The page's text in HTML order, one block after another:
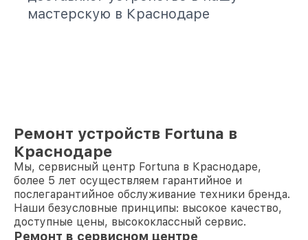
мастерскую в Краснодаре
Ремонт устройств Fortuna в
Краснодаре
Мы, сервисный центр Fortuna в Краснодаре,
более 5 лет осуществляем гарантийное и
послегарантийное обслуживание техники бренда.
Наши безусловные принципы: высокое качество,
доступные цены, высококлассный сервис.
Ремонт в сервисном центре